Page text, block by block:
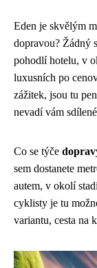
Eden je skvělým
dopravou? Žádný
pohodlí hotelu, v
luxusních po
zážitek, jsou tu
nevadí vám
Co se týče
sem dostanete
autem, v okolí
cyklisty je tu
variantu, cesta na